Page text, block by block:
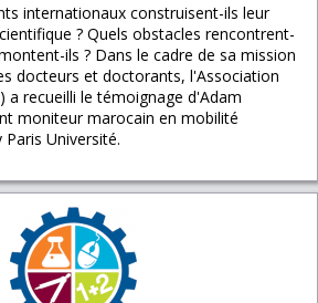
internationaux construisent-ils leur
? Quels obstacles rencontrent-
ils ? Dans le cadre de sa mission
docteurs et doctorants, l'Association
a recueilli le témoignage d'Adam
moniteur marocain en mobilité
Paris Université.